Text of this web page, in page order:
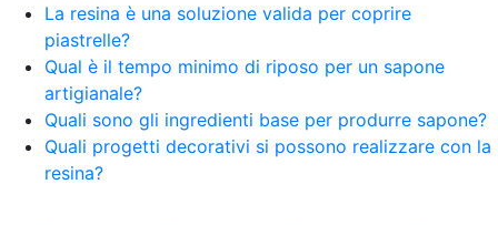
La resina è una soluzione valida per coprire
piastrelle?
Qual è il tempo minimo di riposo per un sapone
artigianale?
Quali sono gli ingredienti base per produrre sapone?
Quali progetti decorativi si possono realizzare con la
resina?